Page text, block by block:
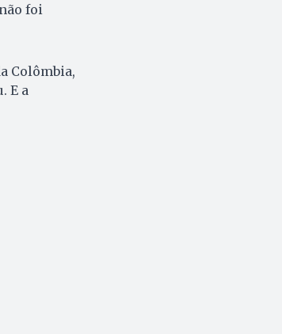
foi
Colômbia,
E a